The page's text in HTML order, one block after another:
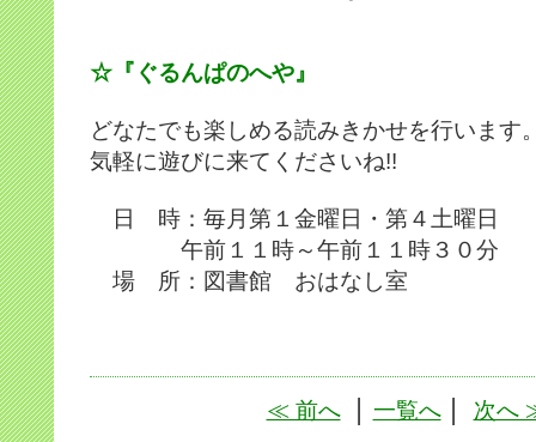
☆『ぐるんぱのへや』
どなたでも楽しめる読みきかせを行います
気軽に遊びに来てくださいね!!
日 時：毎月第１金曜日・第４土曜日
午前１１時～午前１１時３０分
場 所：図書館 おはなし室
≪ 前へ│ 一覧へ│ 次へ